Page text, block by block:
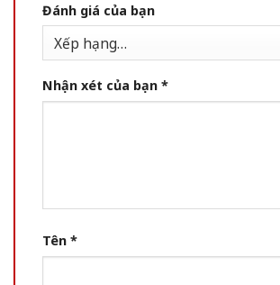
Đánh giá của bạn
Nhận xét của bạn *
Tên *